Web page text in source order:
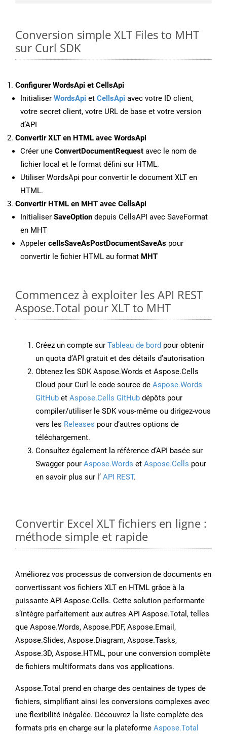
Conversion simple XLT Files to MHT
sur Curl SDK
Configurer WordsApi et CellsApi
Initialiser WordsApi et CellsApi avec votre ID client,
votre secret client, votre URL de base et votre version
d’API
Convertir XLT en HTML avec WordsApi
Créer une ConvertDocumentRequest avec le nom de
fichier local et le format défini sur HTML.
Utiliser WordsApi pour convertir le document XLT en
HTML.
Convertir HTML en MHT avec CellsApi
Initialiser SaveOption depuis CellsAPI avec SaveFormat
en MHT
Appeler cellsSaveAsPostDocumentSaveAs pour
convertir le fichier HTML au format MHT
Commencez à exploiter les API REST
Aspose.Total pour XLT to MHT
Créez un compte sur Tableau de bord pour obtenir
un quota d’API gratuit et des détails d’autorisation
Obtenez les SDK Aspose.Words et Aspose.Cells
Cloud pour Curl le code source de Aspose.Words
GitHub et Aspose.Cells GitHub dépôts pour
compiler/utiliser le SDK vous-même ou dirigez-vous
vers les Releases pour d’autres options de
téléchargement.
Consultez également la référence d’API basée sur
Swagger pour Aspose.Words et Aspose.Cells pour
en savoir plus sur l’ API REST.
Convertir Excel XLT fichiers en ligne :
méthode simple et rapide
Améliorez vos processus de conversion de documents en
convertissant vos fichiers XLT en HTML grâce à la
puissante API Aspose.Cells. Cette solution performante
s’intègre parfaitement aux autres API Aspose.Total, telles
que Aspose.Words, Aspose.PDF, Aspose.Email,
Aspose.Slides, Aspose.Diagram, Aspose.Tasks,
Aspose.3D, Aspose.HTML, pour une conversion complète
de fichiers multiformats dans vos applications.
Aspose.Total prend en charge des centaines de types de
fichiers, simplifiant ainsi les conversions complexes avec
une flexibilité inégalée. Découvrez la liste complète des
formats pris en charge sur la plateforme Aspose.Total